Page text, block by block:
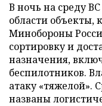
В ночь на среду
области объекты,
Минобороны
сортировку и
назначения,
беспилотников.
атаку «тяжелой».
названы